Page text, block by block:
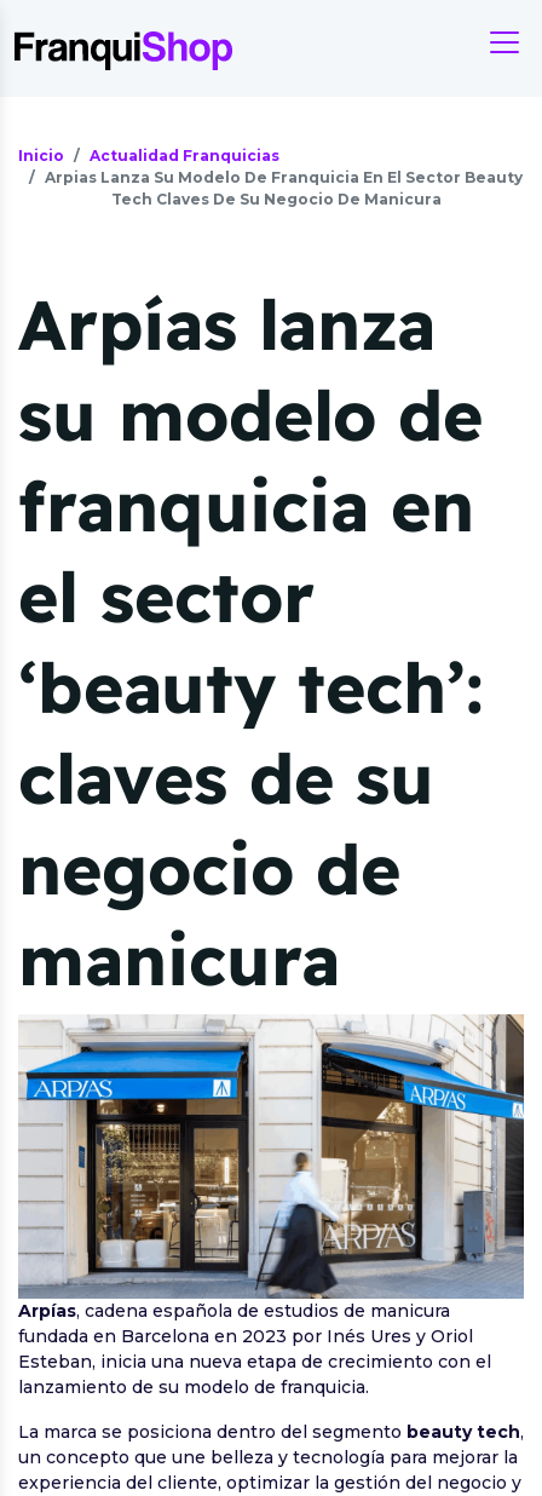
Inicio
Actualidad Franquicias
Arpias Lanza Su Modelo De Franquicia En El Sector Beauty
Tech Claves De Su Negocio De Manicura
Arpías lanza
su modelo de
franquicia en
el sector
‘beauty tech’:
claves de su
negocio de
manicura
Arpías, cadena española de estudios de manicura
fundada en Barcelona en 2023 por Inés Ures y Oriol
Esteban, inicia una nueva etapa de crecimiento con el
lanzamiento de su modelo de franquicia.
La marca se posiciona dentro del segmento beauty tech,
un concepto que une belleza y tecnología para mejorar la
experiencia del cliente, optimizar la gestión del negocio y